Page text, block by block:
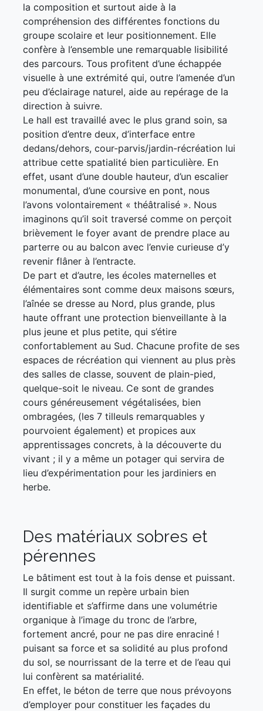
la composition et surtout aide à la
compréhension des différentes fonctions du
groupe scolaire et leur positionnement. Elle
confère à l’ensemble une remarquable lisibilité
des parcours. Tous profitent d’une échappée
visuelle à une extrémité qui, outre l’amenée d’un
peu d’éclairage naturel, aide au repérage de la
direction à suivre.
Le hall est travaillé avec le plus grand soin, sa
position d’entre deux, d’interface entre
dedans/dehors, cour-parvis/jardin-récréation lui
attribue cette spatialité bien particulière. En
effet, usant d’une double hauteur, d’un escalier
monumental, d’une coursive en pont, nous
l’avons volontairement « théâtralisé ». Nous
imaginons qu’il soit traversé comme on perçoit
brièvement le foyer avant de prendre place au
parterre ou au balcon avec l’envie curieuse d’y
revenir flâner à l’entracte.
De part et d’autre, les écoles maternelles et
élémentaires sont comme deux maisons sœurs,
l’aînée se dresse au Nord, plus grande, plus
haute offrant une protection bienveillante à la
plus jeune et plus petite, qui s’étire
confortablement au Sud. Chacune profite de ses
espaces de récréation qui viennent au plus près
des salles de classe, souvent de plain-pied,
quelque-soit le niveau. Ce sont de grandes
cours généreusement végétalisées, bien
ombragées, (les 7 tilleuls remarquables y
pourvoient également) et propices aux
apprentissages concrets, à la découverte du
vivant ; il y a même un potager qui servira de
lieu d’expérimentation pour les jardiniers en
herbe.
Des matériaux sobres et
pérennes
Le bâtiment est tout à la fois dense et puissant.
Il surgit comme un repère urbain bien
identifiable et s’affirme dans une volumétrie
organique à l’image du tronc de l’arbre,
fortement ancré, pour ne pas dire enraciné !
puisant sa force et sa solidité au plus profond
du sol, se nourrissant de la terre et de l’eau qui
lui confèrent sa matérialité.
En effet, le béton de terre que nous prévoyons
d’employer pour constituer les façades du